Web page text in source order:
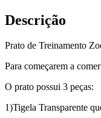
Descrição
Prato de Treinamento
Para começarem a
O prato possui 3 peças:
1)Tigela Transparente